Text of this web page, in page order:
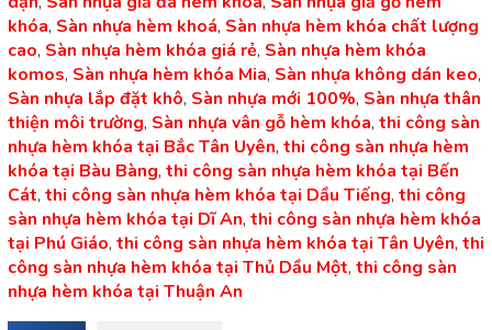
khóa, Sàn nhựa hèm khoá, Sàn nhựa hèm khóa chất lượng
cao, Sàn nhựa hèm khóa giá rẻ, Sàn nhựa hèm khóa
komos, Sàn nhựa hèm khóa Mia, Sàn nhựa không dán keo,
Sàn nhựa lắp đặt khô, Sàn nhựa mới 100%, Sàn nhựa thân
thiện môi trường, Sàn nhựa vân gỗ hèm khóa, thi công sàn
nhựa hèm khóa tại Bắc Tân Uyên, thi công sàn nhựa hèm
khóa tại Bàu Bàng, thi công sàn nhựa hèm khóa tại Bến
Cát, thi công sàn nhựa hèm khóa tại Dầu Tiếng, thi công
sàn nhựa hèm khóa tại Dĩ An, thi công sàn nhựa hèm khóa
tại Phú Giáo, thi công sàn nhựa hèm khóa tại Tân Uyên, thi
công sàn nhựa hèm khóa tại Thủ Dầu Một, thi công sàn
nhựa hèm khóa tại Thuận An